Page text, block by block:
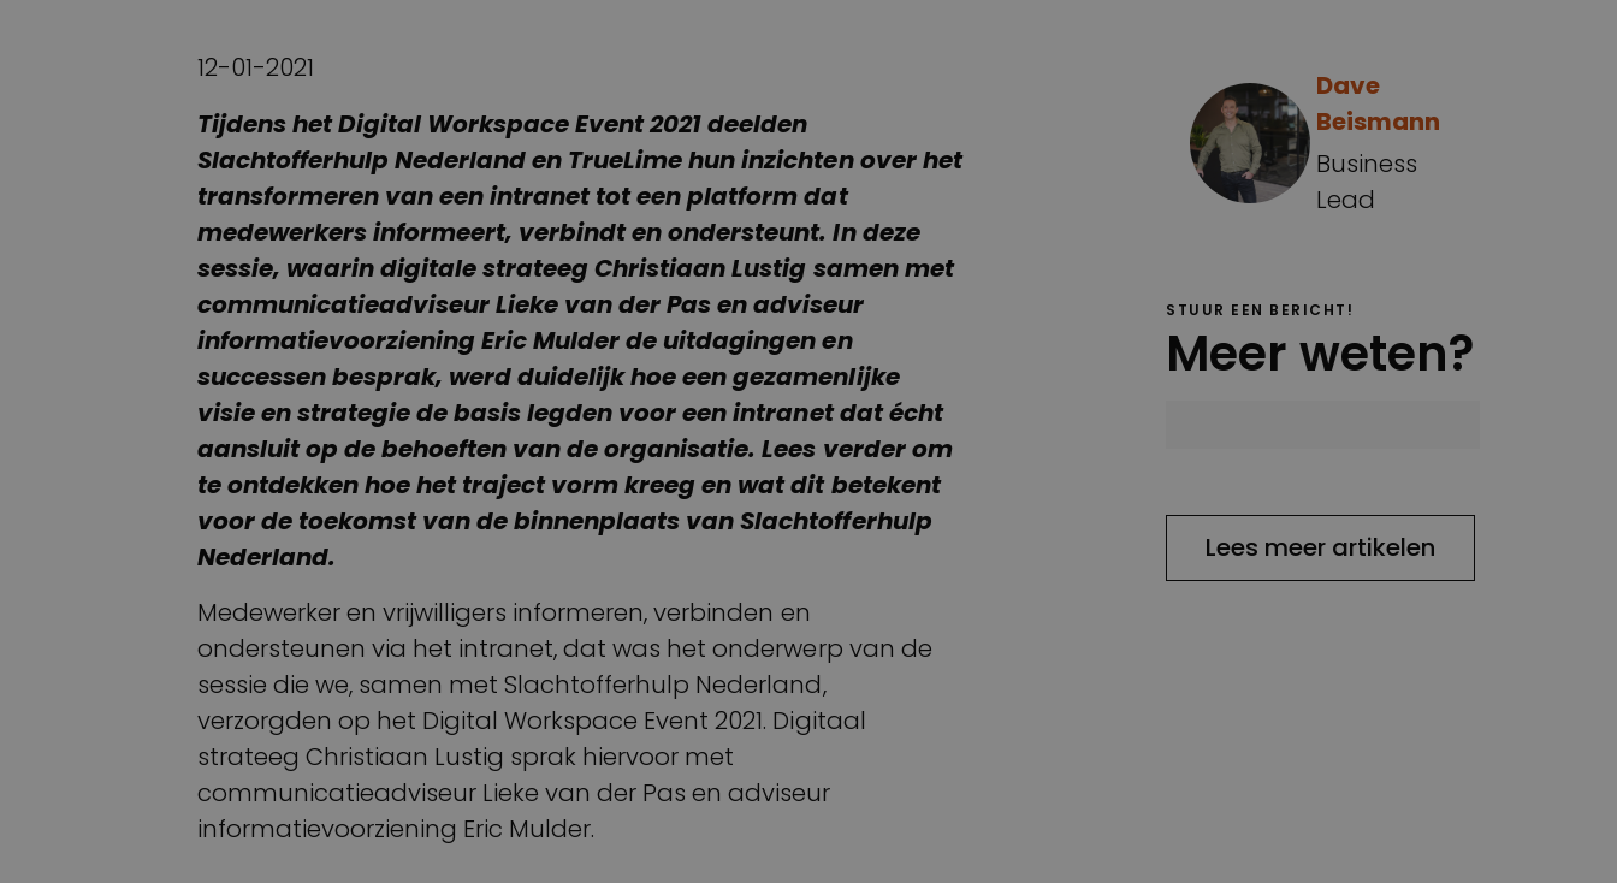
12-01-2021
Tijdens het Digital Workspace Event 2021 deelden
Slachtofferhulp Nederland en TrueLime hun inzichten over het
transformeren van een intranet tot een platform dat
medewerkers informeert, verbindt en ondersteunt. In deze
sessie, waarin digitale strateeg Christiaan Lustig samen met
communicatieadviseur Lieke van der Pas en adviseur
informatievoorziening Eric Mulder de uitdagingen en
successen besprak, werd duidelijk hoe een gezamenlijke
visie en strategie de basis legden voor een intranet dat écht
aansluit op de behoeften van de organisatie. Lees verder om
te ontdekken hoe het traject vorm kreeg en wat dit betekent
voor de toekomst van de binnenplaats van Slachtofferhulp
Nederland.
Medewerker en vrijwilligers informeren, verbinden en
ondersteunen via het intranet, dat was het onderwerp van de
sessie die we, samen met Slachtofferhulp Nederland,
verzorgden op het Digital Workspace Event 2021. Digitaal
strateeg Christiaan Lustig sprak hiervoor met
communicatieadviseur Lieke van der Pas en adviseur
informatievoorziening Eric Mulder.
Dave
Beismann
Business
Lead
STUUR EEN BERICHT!
Meer weten?
Lees meer artikelen